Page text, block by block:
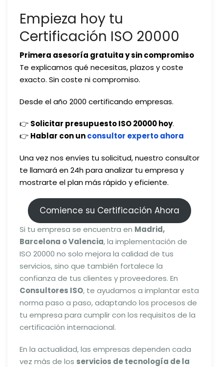
Empieza hoy tu
Certificación ISO 20000
Primera asesoría gratuita y sin compromiso
Te explicamos qué necesitas, plazos y coste
exacto. Sin coste ni compromiso.
Desde el año 2000 certificando empresas.
👉 Solicitar presupuesto ISO 20000 hoy.
👉 Hablar con unconsultor experto ahora
Una vez nos envíes tu solicitud, nuestro consultor
te llamará en 24h para analizar tu empresa y
mostrarte el plan más rápido y eficiente.
Comience su Certificación Ahora
Si tu empresa se encuentra en Madrid,
Barcelona o Valencia, la implementación de
ISO 20000 no solo mejora la calidad de tus
servicios, sino que también fortalece la
confianza de tus clientes y proveedores. En
Consultores ISO, te ayudamos a implantar esta
norma paso a paso, adaptando los procesos de
tu empresa para cumplir con los requisitos de la
certificación internacional.
En la actualidad, las empresas dependen cada
vez más de los servicios de tecnología de la